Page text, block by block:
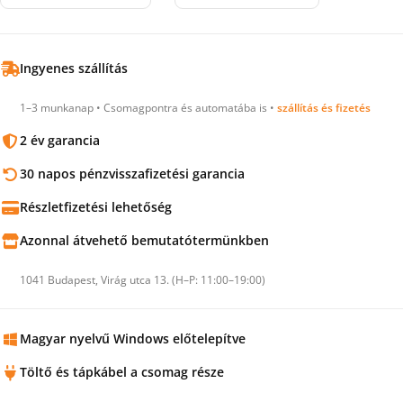
Ingyenes szállítás
1–3 munkanap • Csomagpontra és automatába is • szállítás és fizetés
2 év garancia
30 napos pénzvisszafizetési garancia
Részletfizetési lehetőség
Azonnal átvehető bemutatótermünkben
1041 Budapest, Virág utca 13. (H–P: 11:00–19:00)
Magyar nyelvű Windows előtelepítve
Töltő és tápkábel a csomag része